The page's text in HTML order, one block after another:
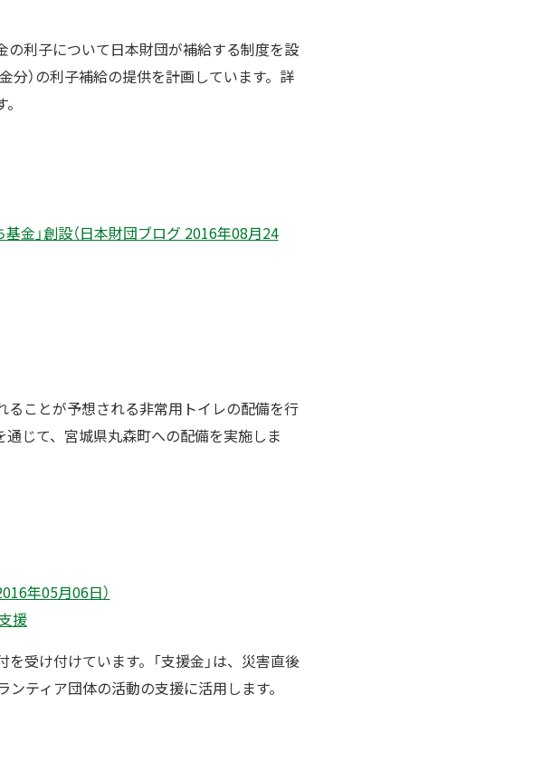
利子について日本財団が補給する制度を設
分）の利子補給の提供を計画しています。詳
金」創設（日本財団ブログ 2016年08月24
ことが予想される非常用トイレの配備を行
通じて、宮城県丸森町への配備を実施しま
年05月06日）
援
受け付けています。「支援金」は、災害直後
ティア団体の活動の支援に活用します。